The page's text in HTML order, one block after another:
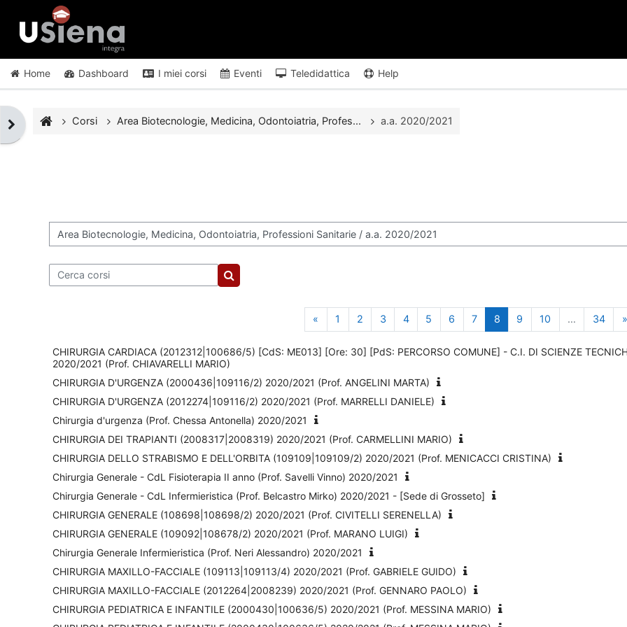
Vai al contenuto principale
Home Dashboard I miei corsi Eventi Teledidattica Help
Apri il cassetto del blocco
Corsi Area Biotecnologie, Medicina, Odontoiatria, Profes... a.a. 2020/2021
Categorie di corso
Cerca corsi
Cerca corsi
« Pagina precedente
1 Pagina 1
2Pagina 2
3Pagina 3
4Pagina 4
5 Pagina 5
6 Pagina 6
7Pagina 7
8Pagina 8
9 Pagina 9
10Pagina 10
… 34 »
CHIRURGIA CARDIACA (2012312|100686/5) [CdS: ME013] [Ore: 30] [PdS: PERCORSO COMUNE] - C.I. DI SCIENZE
2020/2021 (Prof. CHIAVARELLI MARIO)
CHIRURGIA D'URGENZA (2000436|109116/2) 2020/2021 (Prof. ANGELINI MARTA)
CHIRURGIA D'URGENZA (2012274|109116/2) 2020/2021 (Prof. MARRELLI DANIELE)
Chirurgia d'urgenza (Prof. Chessa Antonella) 2020/2021
CHIRURGIA DEI TRAPIANTI (2008317|2008319) 2020/2021 (Prof. CARMELLINI MARIO)
CHIRURGIA DELLO STRABISMO E DELL'ORBITA (109109|109109/2) 2020/2021 (Prof. MENICACCI CRISTINA)
Chirurgia Generale - CdL Fisioterapia II anno (Prof. Savelli Vinno) 2020/2021
Chirurgia Generale - CdL Infermieristica (Prof. Belcastro Mirko) 2020/2021 - [Sede di Grosseto]
CHIRURGIA GENERALE (108698|108698/2) 2020/2021 (Prof. CIVITELLI SERENELLA)
CHIRURGIA GENERALE (109092|108678/2) 2020/2021 (Prof. MARANO LUIGI)
Chirurgia Generale Infermieristica (Prof. Neri Alessandro) 2020/2021
CHIRURGIA MAXILLO-FACCIALE (109113|109113/4) 2020/2021 (Prof. GABRIELE GUIDO)
CHIRURGIA MAXILLO-FACCIALE (2012264|2008239) 2020/2021 (Prof. GENNARO PAOLO)
CHIRURGIA PEDIATRICA E INFANTILE (2000430|100636/5) 2020/2021 (Prof. MESSINA MARIO)